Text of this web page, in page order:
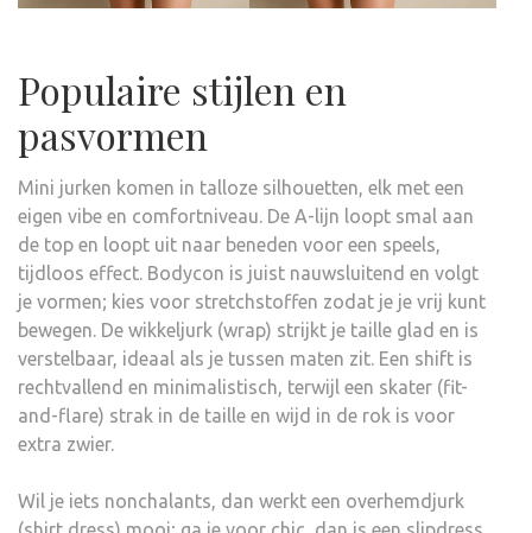
Populaire stijlen en
pasvormen
Mini jurken komen in talloze silhouetten, elk met een
eigen vibe en comfortniveau. De A-lijn loopt smal aan
de top en loopt uit naar beneden voor een speels,
tijdloos effect. Bodycon is juist nauwsluitend en volgt
je vormen; kies voor stretchstoffen zodat je je vrij kunt
bewegen. De wikkeljurk (wrap) strijkt je taille glad en is
verstelbaar, ideaal als je tussen maten zit. Een shift is
rechtvallend en minimalistisch, terwijl een skater (fit-
and-flare) strak in de taille en wijd in de rok is voor
extra zwier.
Wil je iets nonchalants, dan werkt een overhemdjurk